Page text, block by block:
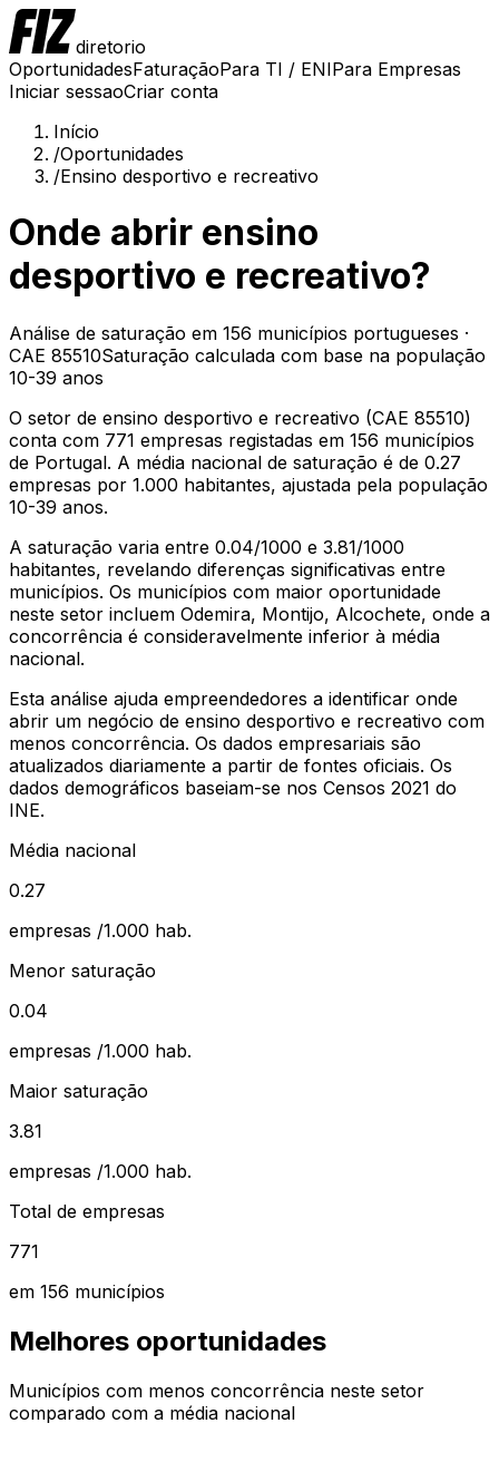
diretorio
OportunidadesFaturaçãoPara TI / ENIPara Empresas
Iniciar sessaoCriar conta
Início
/Oportunidades
/Ensino desportivo e recreativo
Onde abrir ensino
desportivo e recreativo?
Análise de saturação em 156 municípios portugueses ·
CAE 85510Saturação calculada com base na população
10-39 anos
O setor de ensino desportivo e recreativo (CAE 85510)
conta com 771 empresas registadas em 156 municípios
de Portugal. A média nacional de saturação é de 0.27
empresas por 1.000 habitantes, ajustada pela população
10-39 anos.
A saturação varia entre 0.04/1000 e 3.81/1000
habitantes, revelando diferenças significativas entre
municípios. Os municípios com maior oportunidade
neste setor incluem Odemira, Montijo, Alcochete, onde a
concorrência é consideravelmente inferior à média
nacional.
Esta análise ajuda empreendedores a identificar onde
abrir um negócio de ensino desportivo e recreativo com
menos concorrência. Os dados empresariais são
atualizados diariamente a partir de fontes oficiais. Os
dados demográficos baseiam-se nos Censos 2021 do
INE.
Média nacional
0.27
empresas /1.000 hab.
Menor saturação
0.04
empresas /1.000 hab.
Maior saturação
3.81
empresas /1.000 hab.
Total de empresas
771
em 156 municípios
Melhores oportunidades
Municípios com menos concorrência neste setor
comparado com a média nacional